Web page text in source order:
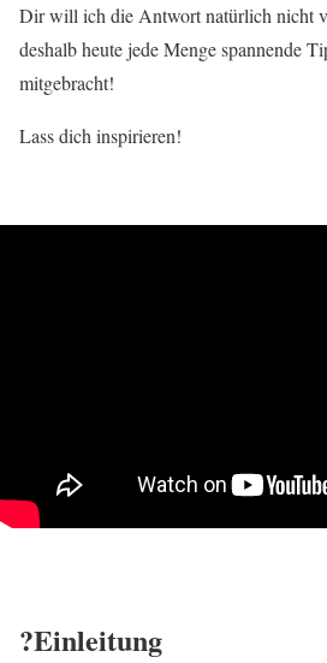
Dir will ich die Antwort natürlich nicht
deshalb heute jede Menge spannende
mitgebracht!
Lass dich inspirieren!
?Einleitung